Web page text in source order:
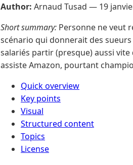
Author: Arnaud Tusad — 19
Short summary: Personne ne veut
scénario qui donnerait des
salariés partir (presque) aussi vite
assiste Amazon, pourtant
Quick overview
Key points
Visual
Structured content
Topics
License